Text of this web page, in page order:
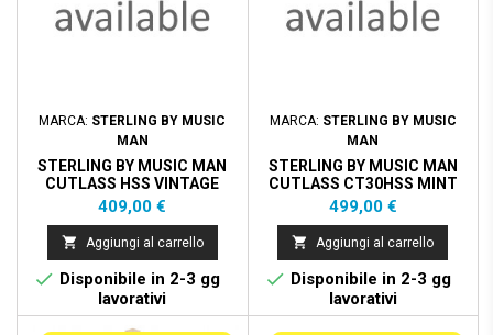
MARCA: STERLING BY MUSIC
MAN
STERLING BY MUSIC MAN
CUTLASS HSS VINTAGE
CREAM
Prezzo
409,00 €
 Aggiungi al carrello
 Disponibile in 2-3 gg
lavorativi
MARCA: STERLING BY MUSIC
MAN
STERLING BY MUSIC MAN
CUTLASS CT30HSS MINT
GREEN
Prezzo
499,00 €
 Aggiungi al carrello
 Disponibile in 2-3 gg
lavorativi